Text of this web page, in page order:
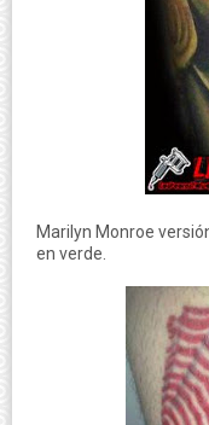
Marilyn Monroe
en verde.